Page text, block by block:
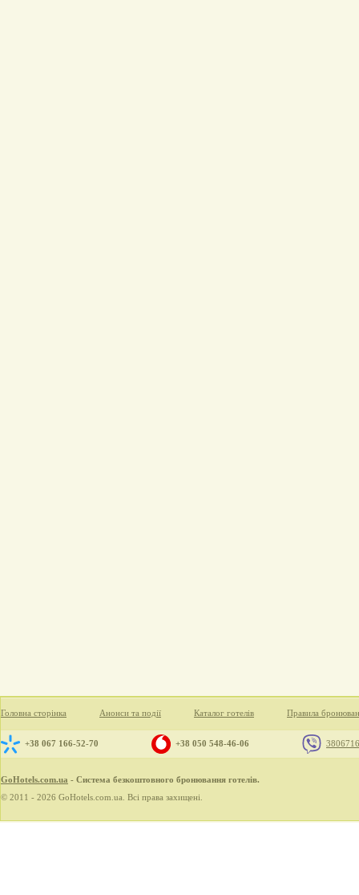
Головна сторінка Анонси та події Каталог готелів Правила
+38 067 166-52-70 +38 050 548-46-06
GoHotels.com.ua - Система безкоштовного бронювання готелів.
© 2011 - 2026 GoHotels.com.ua. Всі права захищені.